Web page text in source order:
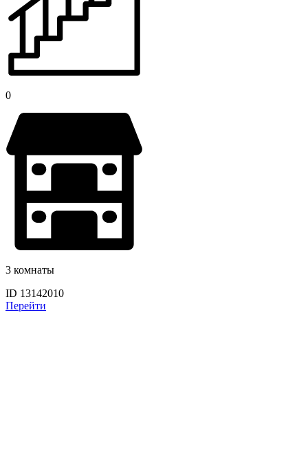
0
3 комнаты
ID 13142010
Перейти